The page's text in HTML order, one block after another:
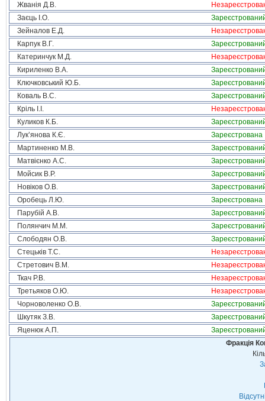
Жванія Д.В.
Заєць І.О.
Зейналов Е.Д.
Карпук В.Г.
Катеринчук М.Д.
Кириленко В.А.
Ключковський Ю.Б.
Коваль В.С.
Кріль І.І.
Куликов К.Б.
Лук’янова К.Є.
Зареєстрована
Мартиненко М.В.
Матвієнко А.С.
Мойсик В.Р.
Новіков О.В.
Оробець Л.Ю.
Зареєстрована
Парубій А.В.
Полянчич М.М.
Слободян О.В.
Стецьків Т.С.
Стретович В.М.
Ткач Р.В.
Третьяков О.Ю.
Чорноволенко О.В.
Шкутяк З.В.
Яценюк А.П.
Фракція